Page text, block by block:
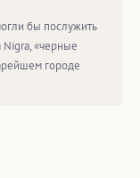
бы послужить
Nigra, «черные
городе